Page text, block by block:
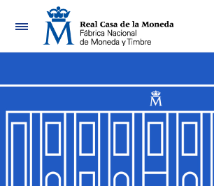
Nabigazioa
Erakutsi/Ezkutatu
Erakutsi/Ezkutatu